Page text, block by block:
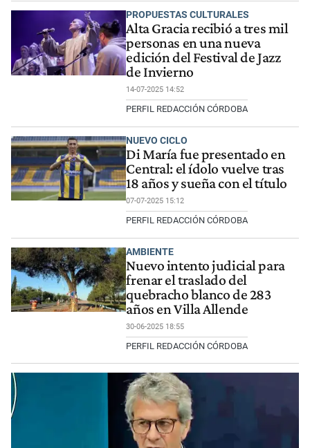
PROPUESTAS CULTURALES
Alta Gracia recibió a tres mil
personas en una nueva
edición del Festival de Jazz
de Invierno
14-07-2025 14:52
PERFIL REDACCIÓN CÓRDOBA
NUEVO CICLO
Di María fue presentado en
Central: el ídolo vuelve tras
18 años y sueña con el título
07-07-2025 15:12
PERFIL REDACCIÓN CÓRDOBA
AMBIENTE
Nuevo intento judicial para
frenar el traslado del
quebracho blanco de 283
años en Villa Allende
30-06-2025 18:55
PERFIL REDACCIÓN CÓRDOBA